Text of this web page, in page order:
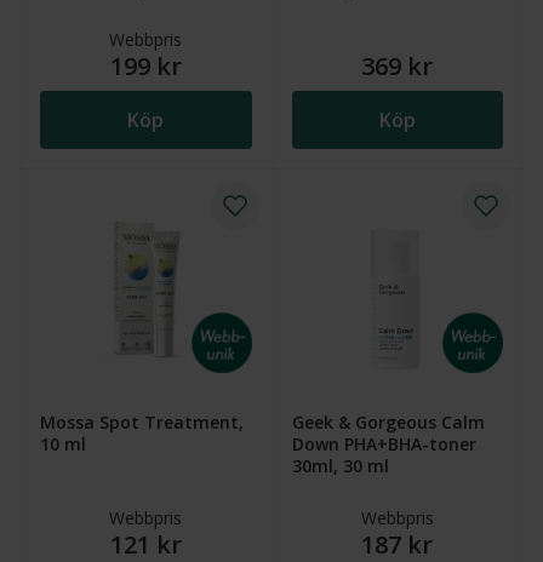
Webbpris
199 kr
Köp
369 kr
Köp
Mossa Spot Treatment,
10 ml
Webbpris
121 kr
Geek & Gorgeous Calm
Down PHA+BHA-toner
30ml, 30 ml
Webbpris
187 kr